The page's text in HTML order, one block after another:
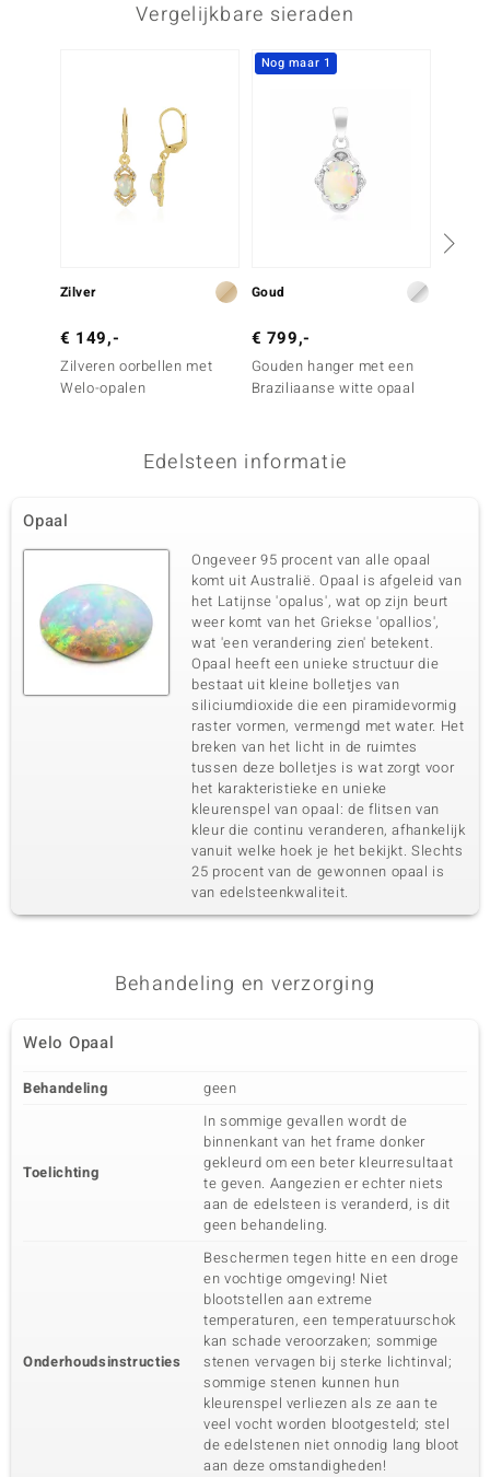
Derde edelsteen
Aantal en grootte
16 à 1 mm
Karaatgewicht som
Rond geslepen
Tanzania
Vergelijkbare sieraden
Zilver
€ 149,-
Zilveren oorbellen met
Welo-opalen
Nog maar 1
Goud
€ 799,-
Gouden hanger met een
Braziliaanse witte opaal
Edelsteen informatie
Opaal
Ongeveer 95 procent van alle opaal
komt uit Australië. Opaal is afgeleid van
het Latijnse 'opalus', wat op zijn beurt
weer komt van het Griekse 'opallios',
wat 'een verandering zien' betekent.
Opaal heeft een unieke structuur die
bestaat uit kleine bolletjes van
siliciumdioxide die een piramidevormig
raster vormen, vermengd met water. Het
breken van het licht in de ruimtes
tussen deze bolletjes is wat zorgt voor
het karakteristieke en unieke
kleurenspel van opaal: de flitsen van
kleur die continu veranderen, afhankelijk
vanuit welke hoek je het bekijkt. Slechts
25 procent van de gewonnen opaal is
van edelsteenkwaliteit.
Behandeling en verzorging
Welo Opaal
Behandeling geen
Toelichting
In sommige gevallen wordt de
binnenkant van het frame donker
gekleurd om een beter kleurresultaat
te geven. Aangezien er echter niets
aan de edelsteen is veranderd, is dit
geen behandeling.
Onderhoudsinstructies
Beschermen tegen hitte en een droge
en vochtige omgeving! Niet
blootstellen aan extreme
temperaturen, een temperatuurschok
kan schade veroorzaken; sommige
stenen vervagen bij sterke lichtinval;
sommige stenen kunnen hun
kleurenspel verliezen als ze aan te
veel vocht worden blootgesteld; stel
de edelstenen niet onnodig lang bloot
aan deze omstandigheden!